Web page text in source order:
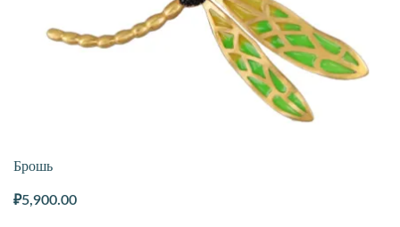
Брошь
₽5,900.00